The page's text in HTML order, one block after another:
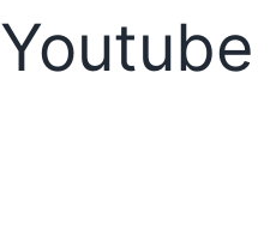
Youtube